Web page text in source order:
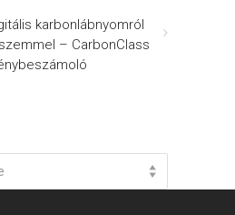
karbonlábnyomról
– CarbonClass